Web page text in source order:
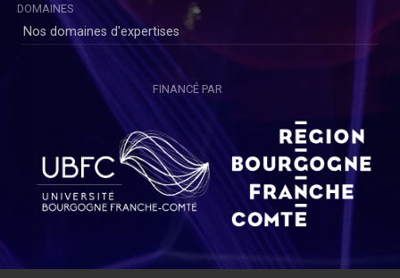
DOMAINES
Nos domaines d'expertises
FINANCÉ PAR